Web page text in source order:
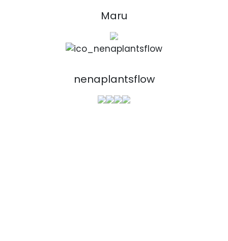
Maru
nenaplantsflow